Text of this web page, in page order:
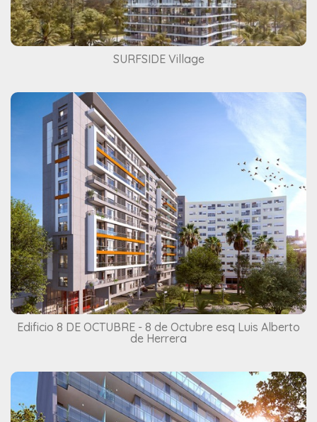
SURFSIDE Village
Edificio 8 DE OCTUBRE - 8 de Octubre esq Luis Alberto
de Herrera